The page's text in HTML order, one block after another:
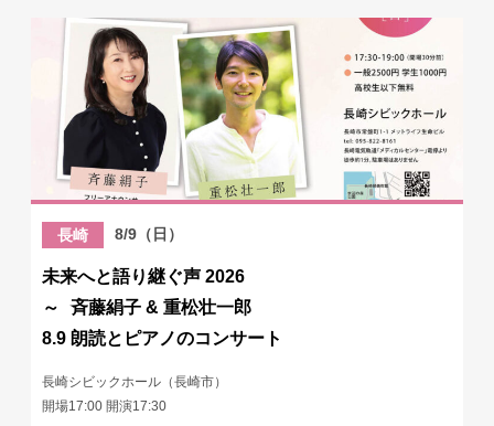
長崎 8/9（日）
未来へと語り継ぐ声 2026
～ 斉藤絹子 & 重松壮一郎
8.9 朗読とピアノのコンサート
長崎シビックホール（長崎市）
開場17:00 開演17:30